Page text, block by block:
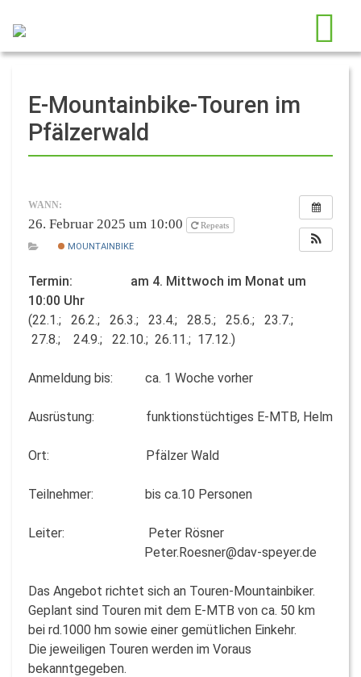
E-Mountainbike-Touren im
Pfälzerwald
WANN:
26. Februar 2025 um 10:00 Repeats
MOUNTAINBIKE
Termin: am 4. Mittwoch im Monat um
10:00 Uhr
(22.1.; 26.2.; 26.3.; 23.4.; 28.5.; 25.6.; 23.7.;
27.8.; 24.9.; 22.10.; 26.11.; 17.12.)
Anmeldung bis: ca. 1 Woche vorher
Ausrüstung: funktionstüchtiges E-MTB, Helm
Ort: Pfälzer Wald
Teilnehmer: bis ca.10 Personen
Leiter: Peter Rösner
Peter.Roesner@dav-speyer.de
Das Angebot richtet sich an Touren-Mountainbiker.
Geplant sind Touren mit dem E-MTB von ca. 50 km
bei rd.1000 hm sowie einer gemütlichen Einkehr.
Die jeweiligen Touren werden im Voraus
bekanntgegeben.